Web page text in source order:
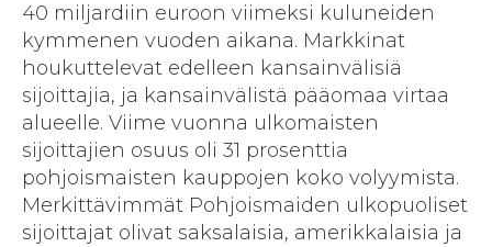
40 miljardiin euroon viimeksi kuluneiden
kymmenen vuoden aikana. Markkinat
houkuttelevat edelleen kansainvälisiä
sijoittajia, ja kansainvälistä pääomaa virtaa
alueelle. Viime vuonna ulkomaisten
sijoittajien osuus oli 31 prosenttia
pohjoismaisten kauppojen koko volyymista.
Merkittävimmät Pohjoismaiden ulkopuoliset
sijoittajat olivat saksalaisia, amerikkalaisia ja